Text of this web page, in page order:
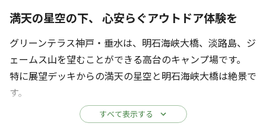
満天の星空の下、 心安らぐアウトドア体験を
グリーンテラス神戸・垂水は、明石海峡大橋、淡路島、ジ
ェームス山を望むことができる高台のキャンプ場です。
特に展望デッキからの満天の星空と明石海峡大橋は絶景で
す。
垂水JCTより車で約11分、淡路島SA から車で約30分、大
すべて表示する